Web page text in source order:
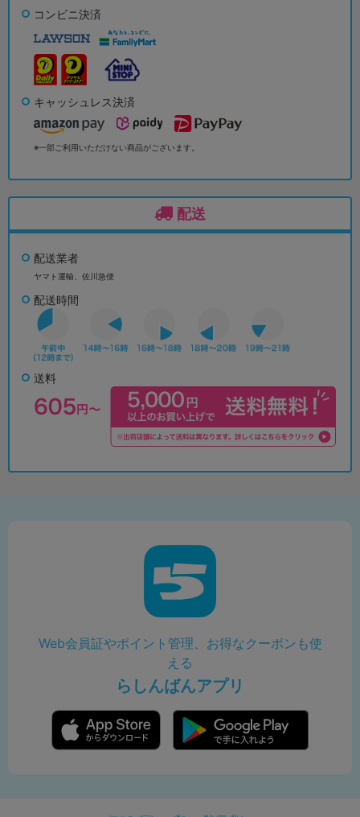
コンビニ決済
キャッシュレス決済
※一部ご利用いただけない商品がございます。
配送
配送業者
ヤマト運輸、佐川急便
配送時間
送料
Web会員証やポイント管理、お得なクーポンも使
える
らしんばんアプリ